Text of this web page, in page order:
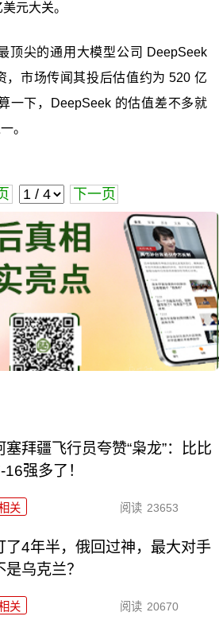
元大关。
顶尖的通用大模型公司 DeepSeek
，市场传闻其投后估值约为 520 亿
一下，DeepSeek 的估值差不多就
。
下一页
塞拜疆飞行员夸赞“枭龙”：比比
16强多了！
关 阅读 23653
了4年半，俄回过神，最大对手
是乌克兰？
关 阅读 20670